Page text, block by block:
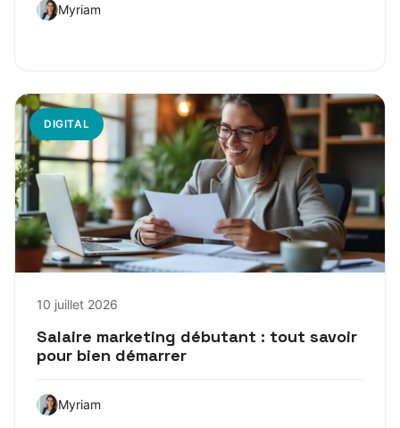
Myriam
DIGITAL
10 juillet 2026
Salaire marketing débutant : tout savoir
pour bien démarrer
Myriam